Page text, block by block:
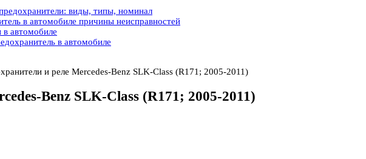
виды, типы, номинал
в автомобиле причины неисправностей
в автомобиле
в автомобиле
и реле Mercedes-Benz SLK-Class (R171; 2005-2011)
Benz SLK-Class (R171; 2005-2011)